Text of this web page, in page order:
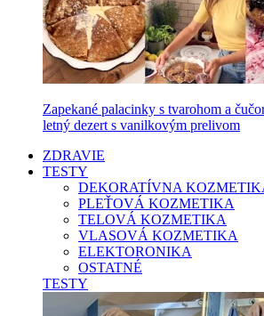
Zapekané palacinky s tvarohom a
letný dezert s vanilkovým prelivom
ZDRAVIE
TESTY
DEKORATÍVNA
PLEŤOVÁ KOZMETIKA
TELOVÁ KOZMETIKA
VLASOVÁ KOZMETIKA
ELEKTORONIKA
OSTATNÉ
TESTY